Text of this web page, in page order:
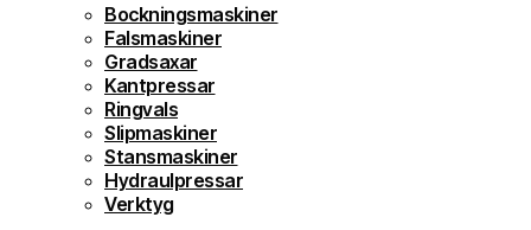
Bockningsmaskiner
Falsmaskiner
Gradsaxar
Kantpressar
Ringvals
Slipmaskiner
Stansmaskiner
Hydraulpressar
Verktyg